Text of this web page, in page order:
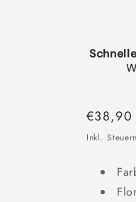
Preis
€38,90
Inkl.